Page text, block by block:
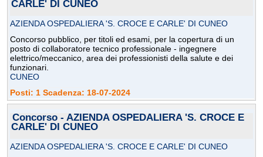
CARLE' DI CUNEO
AZIENDA OSPEDALIERA 'S. CROCE E CARLE' DI CUNEO
Concorso pubblico, per titoli ed esami, per la copertura di un
posto di collaboratore tecnico professionale - ingegnere
elettrico/meccanico, area dei professionisti della salute e dei
funzionari.
CUNEO
Posti: 1 Scadenza: 18-07-2024
Concorso - AZIENDA OSPEDALIERA 'S. CROCE E
CARLE' DI CUNEO
AZIENDA OSPEDALIERA 'S. CROCE E CARLE' DI CUNEO